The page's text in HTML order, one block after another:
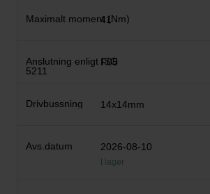
41
F05
14x14mm
2026-08-10
I lager